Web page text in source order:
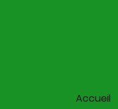
Accueil